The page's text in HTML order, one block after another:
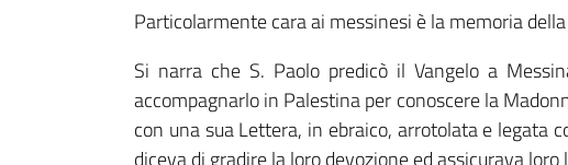
Particolarmente cara ai messinesi è la memoria
Si narra che S. Paolo predicò il Vangelo a
accompagnarlo in Palestina per conoscere la
con una sua Lettera, in ebraico, arrotolata e legata
diceva di gradire la loro devozione ed assicurava